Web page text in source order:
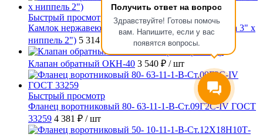
Получить ответ на вопрос
Здравствуйте! Готовы помочь
вам. Напишите, если у вас
появятся вопросы.
Быстрый просмотр
Камлок нержавеющий тип DА (переходник розетка 3" х
ниппель 2") 5 314 ₽
Быстрый просмотр
Клапан обратный ОКН-40 3 540 ₽ / шт
Быстрый просмотр
Фланец воротниковый 80- 63-11-1-B-Ст.09Г2С-IV ГОСТ
33259 4 381 ₽ / шт